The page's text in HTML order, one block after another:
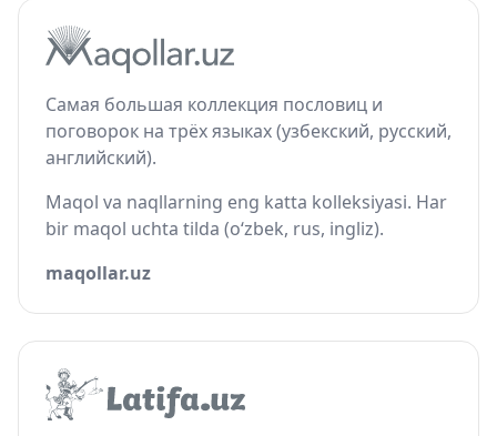
Самая большая коллекция пословиц и
поговорок на трёх языках (узбекский, русский,
английский).
Maqol va naqllarning eng katta kolleksiyasi. Har
bir maqol uchta tilda (o‘zbek, rus, ingliz).
maqollar.uz